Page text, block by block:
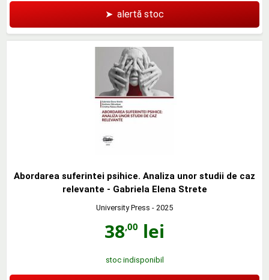
➤ alertă stoc
Abordarea suferintei psihice. Analiza unor studii de caz
relevante - Gabriela Elena Strete
University Press - 2025
38,00 lei
stoc indisponibil